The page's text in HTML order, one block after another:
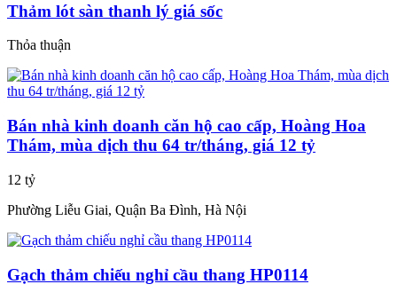
Thảm lót sàn thanh lý giá sốc
Thỏa thuận
Bán nhà kinh doanh căn hộ cao cấp, Hoàng Hoa
Thám, mùa dịch thu 64 tr/tháng, giá 12 tỷ
12 tỷ
Phường Liễu Giai, Quận Ba Đình, Hà Nội
Gạch thảm chiếu nghỉ cầu thang HP0114